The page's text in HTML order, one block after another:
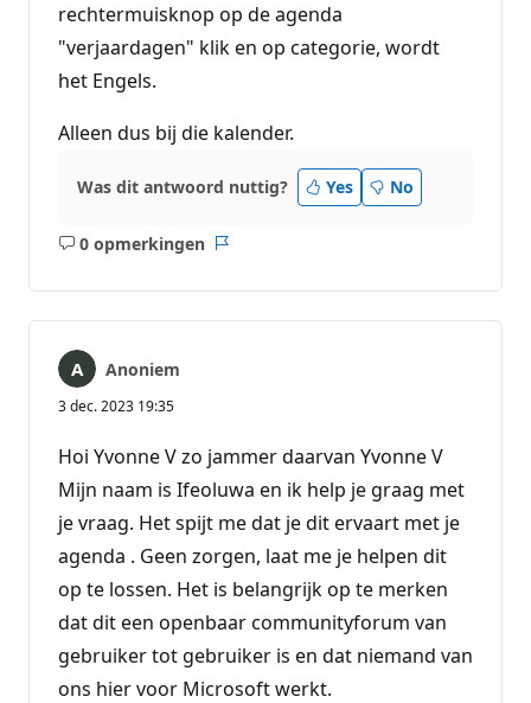
rechtermuisknop op de agenda
"verjaardagen" klik en op categorie, wordt
het Engels.
Alleen dus bij die kalender.
Was dit antwoord nuttig? Yes No
0 opmerkingen
Geen
Anoniem
3 dec. 2023 19:35
Hoi Yvonne V zo jammer daarvan Yvonne V
Mijn naam is Ifeoluwa en ik help je graag met
je vraag. Het spijt me dat je dit ervaart met je
agenda . Geen zorgen, laat me je helpen dit
op te lossen. Het is belangrijk op te merken
dat dit een openbaar communityforum van
gebruiker tot gebruiker is en dat niemand van
ons hier voor Microsoft werkt.